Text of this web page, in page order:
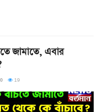
জামাতে, এবার
0 19